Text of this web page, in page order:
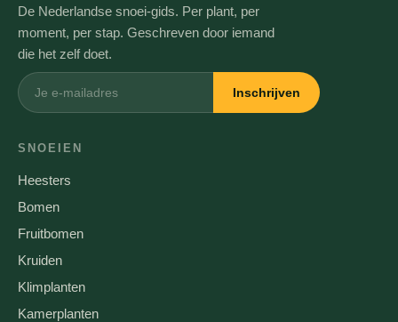
De Nederlandse snoei-gids. Per plant, per
moment, per stap. Geschreven door iemand
die het zelf doet.
Inschrijven
SNOEIEN
Heesters
Bomen
Fruitbomen
Kruiden
Klimplanten
Kamerplanten